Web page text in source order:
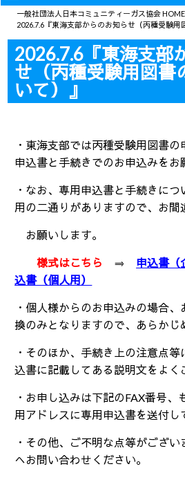
一般社団法人日本コミュニティーガス協会 HOME
2026.7.6『東海支部からのお知らせ（丙種受験用
2026.7.6『東海支部
せ（丙種受験用図書
いて）』
・東海支部では丙種受験用図書
申込書と手続きでのお申込みをお
・なお、専用申込書と手続きに
用の二通りがありますので、お間
お願いします。
様式はこちら ⇒ 申込書（
込書（個人用）
・個人様からのお申込みの場合
換のみとなりますので、あらかじ
・そのほか、手続き上の注意点
込書に記載してある説明文をよく
・お申し込みは下記のFAX番号、
用アドレスに専用申込書を送付し
・その他、ご不明な点等がござ
へお問い合わせください。